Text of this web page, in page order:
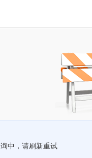
中，请刷新重试